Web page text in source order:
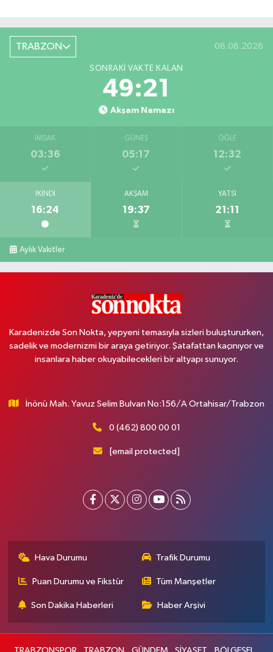
TRABZON 08.08.2026
SONRAKI VAKTE KALAN
49:21
Akşam Namazı
İMSAK
03:36
GÜNEŞ
05:17
ÖĞLE
12:32
İKINDI
16:24
AKŞAM
19:37
YATSI
21:11
Aylık Vakitler
Karadenizde Son Nokta, yepyeni temasıyla sizleri buluştururken,
sadelik ve modernizmi bir araya getiriyor. Şatafattan kaçınıyor ve
insanlara haber okuyabilecekleri bir altyapı sunuyor.
İnönü Mah. Yavuz Selim Bulvarı No:156/A Ortahisar/Trabzon
0 (462) 800 00 01
[email protected]
Hava Durumu Trafik Durumu
Puan Durumu ve Fikstür Tüm Manşetler
Son Dakika Haberleri Haber Arşivi